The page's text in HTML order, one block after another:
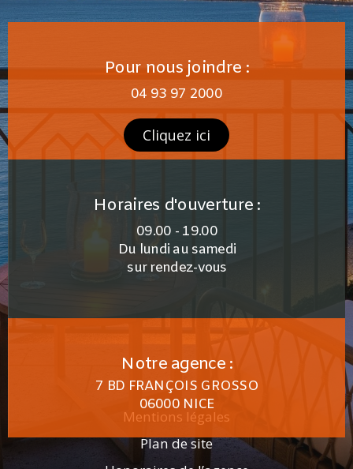
Pour nous joindre :
04 93 97 2000
Cliquez ici
Horaires d'ouverture :
09.00 - 19.00
Du lundi au samedi
sur rendez-vous
Notre agence :
7 BD FRANÇOIS GROSSO
06000 NICE
Mentions légales
Plan de site